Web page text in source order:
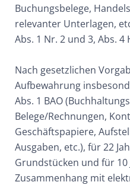
Buchungsbelege,
relevanter Unterlagen,
Abs. 1 Nr. 2 und 3, Abs. 4
Nach gesetzlichen
Aufbewahrung
Abs. 1 BAO
Belege/Rechnungen,
Geschäftspapiere,
Ausgaben, etc.), für 22
Grundstücken und für
Zusammenhang mit